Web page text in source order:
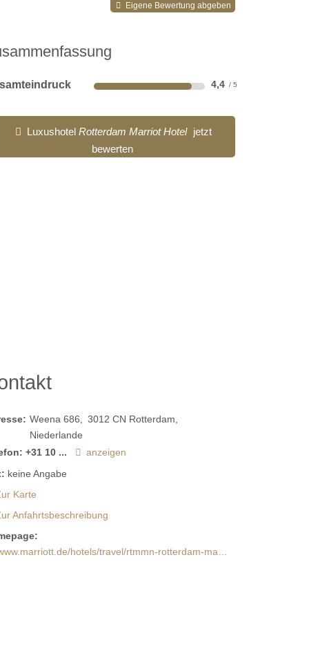
Eigene Bewertung abgeben
4,4
LuxushotelRotterdam Marriot Hotel jetzt
bewerten
Weena 686 3012 CN Rotterdam
Niederlande
+31 10 ...
anzeigen
keine Angabe
Karte
Anfahrtsbeschreibung
hotels/travel/rtmmn-rotterdam-marriott-hotel